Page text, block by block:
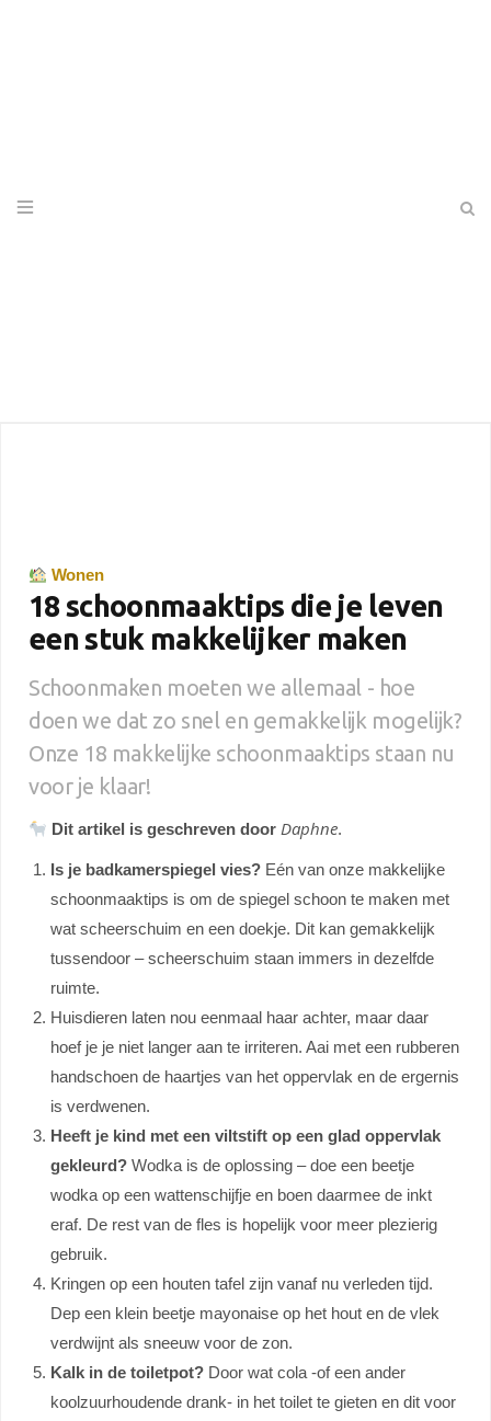
Wonen
18 schoonmaaktips die je leven
een stuk makkelijker maken
Schoonmaken moeten we allemaal - hoe
doen we dat zo snel en gemakkelijk mogelijk?
Onze 18 makkelijke schoonmaaktips staan nu
voor je klaar!
Dit artikel is geschreven door Daphne.
Is je badkamerspiegel vies? Eén van onze makkelijke
schoonmaaktips is om de spiegel schoon te maken met
wat scheerschuim en een doekje. Dit kan gemakkelijk
tussendoor – scheerschuim staan immers in dezelfde
ruimte.
Huisdieren laten nou eenmaal haar achter, maar daar
hoef je je niet langer aan te irriteren. Aai met een rubberen
handschoen de haartjes van het oppervlak en de ergernis
is verdwenen.
Heeft je kind met een viltstift op een glad oppervlak
gekleurd? Wodka is de oplossing – doe een beetje
wodka op een wattenschijfje en boen daarmee de inkt
eraf. De rest van de fles is hopelijk voor meer plezierig
gebruik.
Kringen op een houten tafel zijn vanaf nu verleden tijd.
Dep een klein beetje mayonaise op het hout en de vlek
verdwijnt als sneeuw voor de zon.
Kalk in de toiletpot? Door wat cola -of een ander
koolzuurhoudende drank- in het toilet te gieten en dit voor